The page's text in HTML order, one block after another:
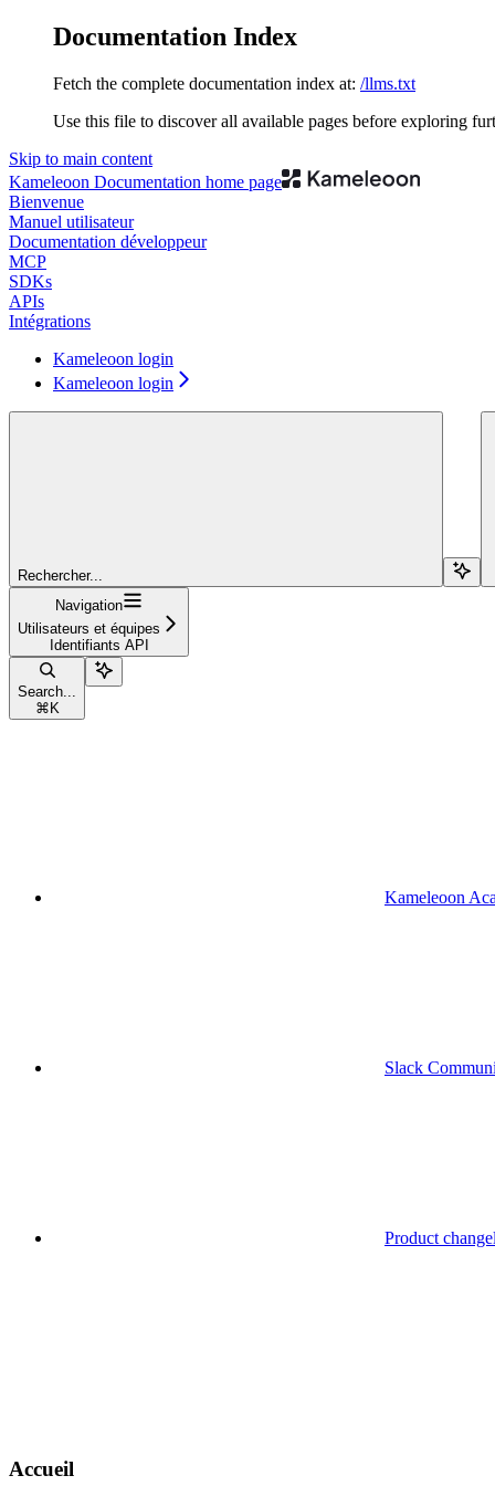
Documentation Index
Fetch the complete documentation index at: /llms.txt
Use this file to discover all available pages before exploring
Skip to main content
Kameleoon Documentation home page
Bienvenue
Manuel utilisateur
Documentation développeur
MCP
SDKs
APIs
Intégrations
Kameleoon login
Kameleoon login
Rechercher...
Navigation
Utilisateurs et équipes
Identifiants API
Search...
⌘ K
Kameleoon
Slack
Product
Accueil